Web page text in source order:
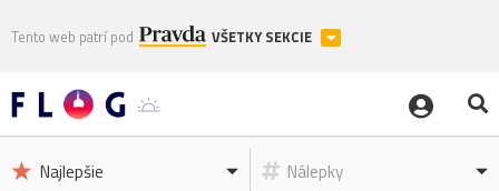
Tento web patrí pod VŠETKY SEKCIE
Najlepšie Nálepky